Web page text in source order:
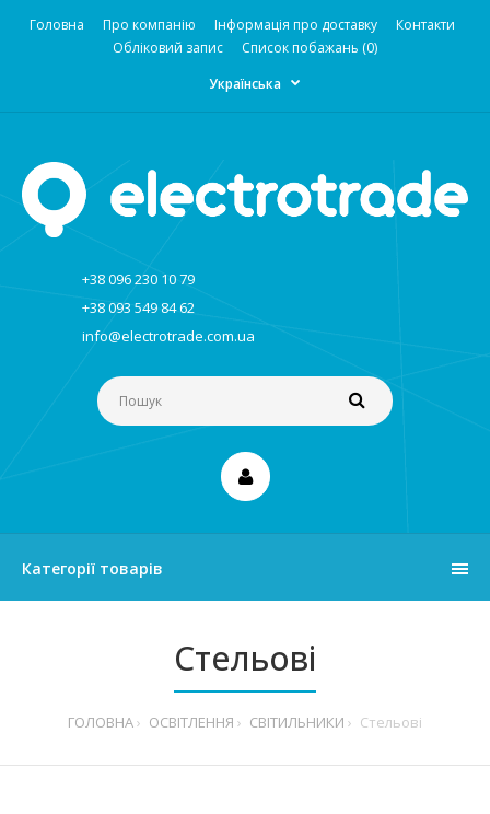
Головна Про компанію Інформація про доставку
Контакти
Обліковий запис
Список побажань (0)
Українська
+38 096 230 10 79
+38 093 549 84 62
info@electrotrade.com.ua
Категорії товарів
Стельові
ГОЛОВНА ОСВІТЛЕННЯ СВІТИЛЬНИКИ Стельові